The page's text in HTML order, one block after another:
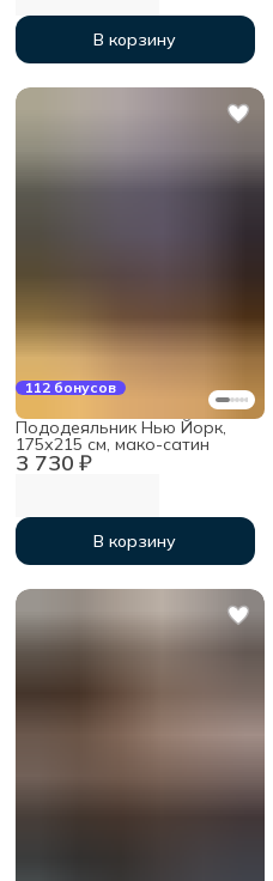
В корзину
112 бонусов
3 730 ₽
Пододеяльник Нью Йорк,
175х215 см, мако-сатин
В корзину